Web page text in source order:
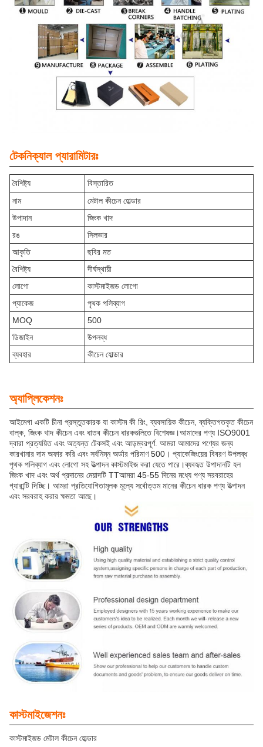
টেকনিক্যাল প্যারামিটারঃ
বৈশিষ্ট্য
বিস্তারিত
নাম
মেটাল কীচেন হোল্ডার
উপাদান
জিংক খাদ
রঙ
সিলভার
আকৃতি
ছবির মত
বৈশিষ্ট্য
দীর্ঘস্থায়ী
লোগো
কাস্টমাইজড লোগো
প্যাকেজ
পৃথক পলিব্যাগ
MOQ
500
ডিজাইন
উপলব্ধ
ব্যবহার
কীচেন হোল্ডার
অ্যাপ্লিকেশনঃ
আইমেগা একটি চীনা প্রস্তুতকারক যা কাস্টম কী রিং, ব্যবসায়িক কীচেন, ব্যক্তিগতকৃত কীচেন
বাল্ক, জিংক খাদ কীচেন এবং ধাতব কীচেন ধারকগুলিতে বিশেষজ্ঞ।আমাদের পণ্য ISO9001
দ্বারা প্রত্যয়িত এবং অত্যন্ত টেকসই এবং আড়ম্বরপূর্ণ. আমরা আমাদের পণ্যের জন্য
কারখানার দাম অফার করি এবং সর্বনিম্ন অর্ডার পরিমাণ 500। প্যাকেজিংয়ের বিবরণ উপলব্ধ
পৃথক পলিব্যাগ এবং লোগো সহ উত্পাদন কাস্টমাইজ করা যেতে পারে।ব্যবহৃত উপাদানটি হল
জিংক খাদ এবং অর্থ প্রদানের মেয়াদটি TTআমরা 45-55 দিনের মধ্যে পণ্য সরবরাহের
গ্যারান্টি দিচ্ছি। আমরা প্রতিযোগিতামূলক মূল্যে সর্বোত্তম মানের কীচেন ধারক পণ্য উত্পাদন
এবং সরবরাহ করার ক্ষমতা আছে।
কাস্টমাইজেশনঃ
কাস্টমাইজড মেটাল কীচেন হোল্ডার